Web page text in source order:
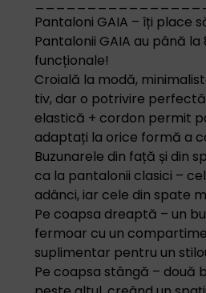
Pantaloni GAIA – îți place
Pantalonii GAIA au până la
funcționale!
Croială la modă,
tiv, dar o potrivire
elastică + cordon permit
adaptați la orice formă a
Buzunarele din față și din
ca la pantalonii clasici –
adânci, iar cele din spate
Pe coapsa dreaptă – un
fermoar cu un
suplimentar pentru un
Pe coapsa stângă – două